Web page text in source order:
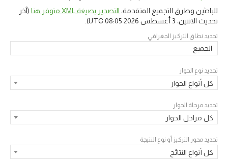
للباحثين وطرق التجميع المتقدمة، التصدير بصيغة XML متوفر هنا
(آخر
تحديث الاثنين، 3 أغسطس 2026 08:05 UTC ).
تحديد نطاق التركيز الجغرافي
الجميع
تحديد نوع الحوار
كل أنواع الحوار
تحديد مرحلة الحوار
كل مراحل الحوار
تحديد محور التركيز أو نوع النتيجة
كل أنواع النتائج